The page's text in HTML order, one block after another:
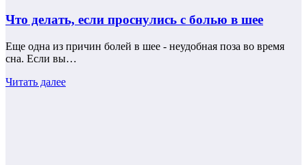
Что делать, если проснулись с болью в шее
Еще одна из причин болей в шее - неудобная поза во время
сна. Если вы…
Читать далее